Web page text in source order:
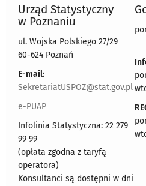
Urząd Statystyczny
w Poznaniu
ul. Wojska Polskiego 27/29
60-624 Poznań
E-mail:
SekretariatUSPOZ@stat.gov.pl
e-PUAP
Infolinia Statystyczna: 22 279
99 99
(opłata zgodna z taryfą
operatora)
Konsultanci są dostępni w dni